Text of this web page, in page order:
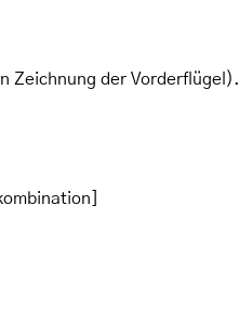
Zeichnung der Vorderflügel).